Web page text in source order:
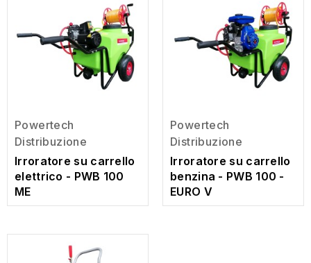
Powertech
Distribuzione
Irroratore su carrello
elettrico - PWB 100
ME
Powertech
Distribuzione
Irroratore su carrello
benzina - PWB 100 -
EURO V